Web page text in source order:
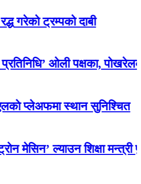
दाबी
ओली पक्षका, पोखरेलको
स्थान सुनिश्चित
ल्याउन शिक्षा मन्त्री पुनले